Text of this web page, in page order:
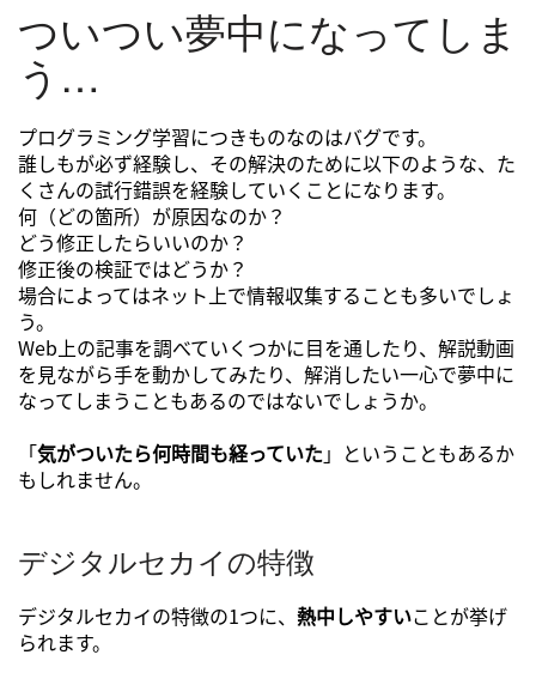
ついつい夢中になってしま
う…
プログラミング学習につきものなのはバグです。
誰しもが必ず経験し、その解決のために以下のような、た
くさんの試行錯誤を経験していくことになります。
何（どの箇所）が原因なのか？
どう修正したらいいのか？
修正後の検証ではどうか？
場合によってはネット上で情報収集することも多いでしょ
う。
Web上の記事を調べていくつかに目を通したり、解説動画
を見ながら手を動かしてみたり、解消したい一心で夢中に
なってしまうこともあるのではないでしょうか。
「気がついたら何時間も経っていた」ということもあるか
もしれません。
デジタルセカイの特徴
デジタルセカイの特徴の1つに、 熱中しやすいことが挙げ
られます。